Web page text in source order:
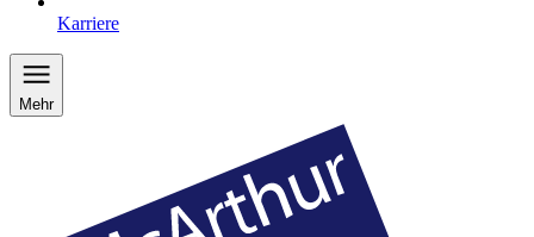
Karriere
Mehr